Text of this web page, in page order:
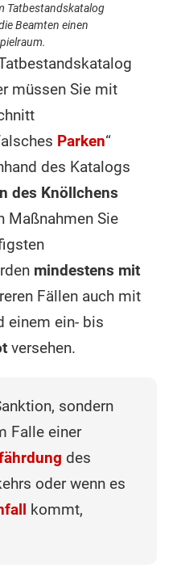
Tatbestandskatalog
Beamten einen
müssen Sie mit
Parken“
des Katalogs
des Knöllchens
Maßnahmen Sie
mindestens mit
Fällen auch mit
einem ein- bis
versehen.
sondern
Falle einer
des
oder wenn es
kommt,